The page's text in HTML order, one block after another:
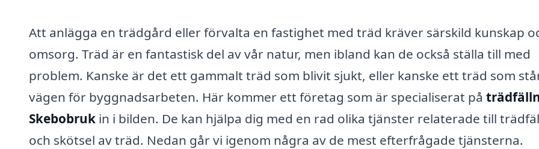
Att anlägga en trädgård eller förvalta en fastighet med träd kräver särskild kunskap
omsorg. Träd är en fantastisk del av vår natur, men ibland kan de också ställa till med
problem. Kanske är det ett gammalt träd som blivit sjukt, eller kanske ett träd som
vägen för byggnadsarbeten. Här kommer ett företag som är specialiserat på
Skebobruk in i bilden. De kan hjälpa dig med en rad olika tjänster relaterade till
och skötsel av träd. Nedan går vi igenom några av de mest efterfrågade tjänsterna.